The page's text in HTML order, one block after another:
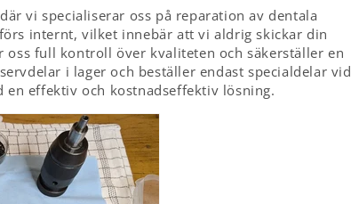
vi specialiserar oss på reparation av dentala
internt, vilket innebär att vi aldrig skickar din
full kontroll över kvaliteten och säkerställer en
i lager och beställer endast specialdelar vid
effektiv och kostnadseffektiv lösning.